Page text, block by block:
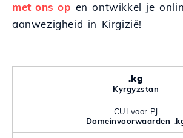
met ons op en ontwikkel je
aanwezigheid in Kirgizië!
.kg
Kyrgyzstan
CUI voor PJ
Domeinvoorwaarden